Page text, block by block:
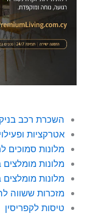
השכרת רכב
אטרקציות
מלונות סמוכים
מלונות
מלונות
מזכרות ששווה
טיסות לקפריסין